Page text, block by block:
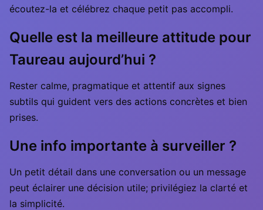
écoutez-la et célébrez chaque petit pas accompli.
Quelle est la meilleure attitude pour
Taureau aujourd’hui ?
Rester calme, pragmatique et attentif aux signes
subtils qui guident vers des actions concrètes et bien
prises.
Une info importante à surveiller ?
Un petit détail dans une conversation ou un message
peut éclairer une décision utile; privilégiez la clarté et
la simplicité.